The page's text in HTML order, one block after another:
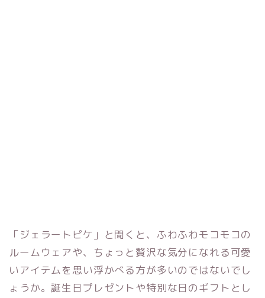
「ジェラートピケ」と聞くと、ふわふわモコモコの
ルームウェアや、ちょっと贅沢な気分になれる可愛
いアイテムを思い浮かべる方が多いのではないでし
ょうか。誕生日プレゼントや特別な日のギフトとし